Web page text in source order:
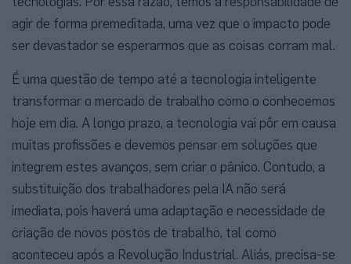
agir de forma premeditada, uma vez que o impacto pode
ser devastador se esperarmos que as coisas corram mal.
É uma questão de tempo até a tecnologia inteligente
transformar o mercado de trabalho como o conhecemos
hoje em dia. A longo prazo, a tecnologia vai pôr em causa
muitas profissões e devemos pensar em soluções que
integrem estes avanços, sem criar o pânico. Contudo, a
substituição dos trabalhadores pela IA não será
imediata, pois haverá uma adaptação e necessidade de
criação de novos postos de trabalho, tal como
aconteceu após a Revolução Industrial. Aliás, precisa-se